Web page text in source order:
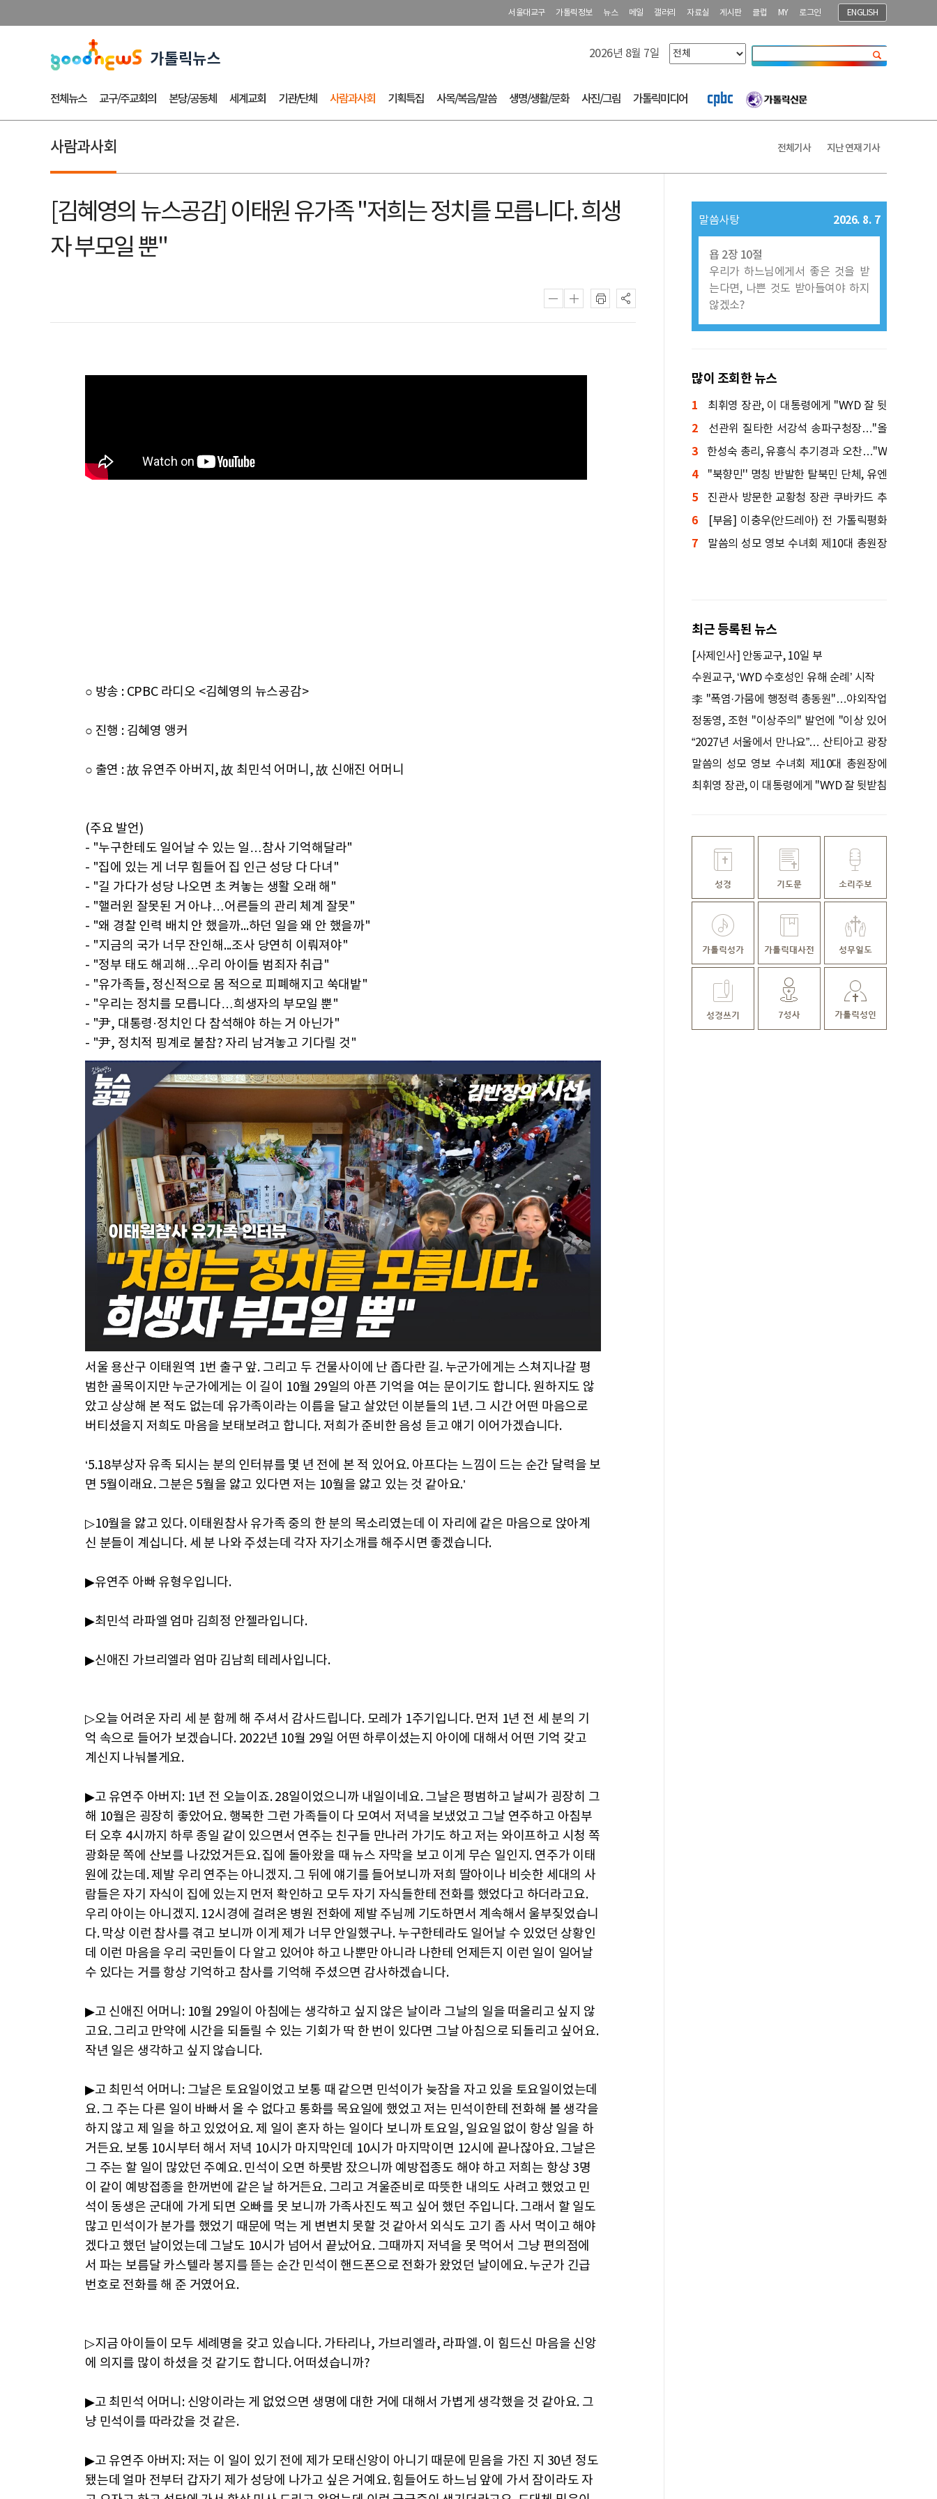
서울대교구 가톨릭정보 뉴스 메일 갤러리 자료실 게시판 클럽 MY 로그인 ENGLISH
2026년 8월 7일
전체뉴스 교구/주교회의 본당/공동체 세계교회 기관/단체 사람과사회 기획특집 사목/복음/말씀 생명/생활/문화 사진/그림 가톨릭미디어
사람과사회 전체기사 지난 연재 기사
[김혜영의 뉴스공감] 이태원 유가족 "저희는 정치를 모릅니다. 희생
자 부모일 뿐"
○ 방송 : CPBC 라디오 <김혜영의 뉴스공감>
○ 진행 : 김혜영 앵커
○ 출연 : 故 유연주 아버지, 故 최민석 어머니, 故 신애진 어머니
(주요 발언)
- "누구한테도 일어날 수 있는 일…참사 기억해달라"
- "집에 있는 게 너무 힘들어 집 인근 성당 다 다녀"
- "길 가다가 성당 나오면 초 켜놓는 생활 오래 해"
- "핼러윈 잘못된 거 아냐…어른들의 관리 체계 잘못"
- "왜 경찰 인력 배치 안 했을까...하던 일을 왜 안 했을까"
- "지금의 국가 너무 잔인해...조사 당연히 이뤄져야"
- "정부 태도 해괴해…우리 아이들 범죄자 취급"
- "유가족들, 정신적으로 몸 적으로 피폐해지고 쑥대밭"
- "우리는 정치를 모릅니다…희생자의 부모일 뿐"
- "尹, 대통령·정치인 다 참석해야 하는 거 아닌가"
- "尹, 정치적 핑계로 불참? 자리 남겨놓고 기다릴 것"
서울 용산구 이태원역 1번 출구 앞. 그리고 두 건물사이에 난 좁다란 길. 누군가에게는 스쳐지나갈 평
범한 골목이지만 누군가에게는 이 길이 10월 29일의 아픈 기억을 여는 문이기도 합니다. 원하지도 않
았고 상상해 본 적도 없는데 유가족이라는 이름을 달고 살았던 이분들의 1년. 그 시간 어떤 마음으로
버티셨을지 저희도 마음을 보태보려고 합니다. 저희가 준비한 음성 듣고 얘기 이어가겠습니다.
‘5.18부상자 유족 되시는 분의 인터뷰를 몇 년 전에 본 적 있어요. 아프다는 느낌이 드는 순간 달력을 보
면 5월이래요. 그분은 5월을 앓고 있다면 저는 10월을 앓고 있는 것 같아요.’
▷10월을 앓고 있다. 이태원참사 유가족 중의 한 분의 목소리였는데 이 자리에 같은 마음으로 앉아계
신 분들이 계십니다. 세 분 나와 주셨는데 각자 자기소개를 해주시면 좋겠습니다.
▶유연주 아빠 유형우입니다.
▶최민석 라파엘 엄마 김희정 안젤라입니다.
▶신애진 가브리엘라 엄마 김남희 테레사입니다.
▷오늘 어려운 자리 세 분 함께 해 주셔서 감사드립니다. 모레가 1주기입니다. 먼저 1년 전 세 분의 기
억 속으로 들어가 보겠습니다. 2022년 10월 29일 어떤 하루이셨는지 아이에 대해서 어떤 기억 갖고
계신지 나눠볼게요.
▶고 유연주 아버지: 1년 전 오늘이죠. 28일이었으니까 내일이네요. 그날은 평범하고 날씨가 굉장히 그
해 10월은 굉장히 좋았어요. 행복한 그런 가족들이 다 모여서 저녁을 보냈었고 그날 연주하고 아침부
터 오후 4시까지 하루 종일 같이 있으면서 연주는 친구들 만나러 가기도 하고 저는 와이프하고 시청 쪽
광화문 쪽에 산보를 나갔었거든요. 집에 돌아왔을 때 뉴스 자막을 보고 이게 무슨 일인지. 연주가 이태
원에 갔는데. 제발 우리 연주는 아니겠지. 그 뒤에 얘기를 들어보니까 저희 딸아이나 비슷한 세대의 사
람들은 자기 자식이 집에 있는지 먼저 확인하고 모두 자기 자식들한테 전화를 했었다고 하더라고요.
우리 아이는 아니겠지. 12시경에 걸려온 병원 전화에 제발 주님께 기도하면서 계속해서 울부짖었습니
다. 막상 이런 참사를 겪고 보니까 이게 제가 너무 안일했구나. 누구한테라도 일어날 수 있었던 상황인
데 이런 마음을 우리 국민들이 다 알고 있어야 하고 나뿐만 아니라 나한테 언제든지 이런 일이 일어날
수 있다는 거를 항상 기억하고 참사를 기억해 주셨으면 감사하겠습니다.
▶고 신애진 어머니: 10월 29일이 아침에는 생각하고 싶지 않은 날이라 그날의 일을 떠올리고 싶지 않
고요. 그리고 만약에 시간을 되돌릴 수 있는 기회가 딱 한 번이 있다면 그날 아침으로 되돌리고 싶어요.
작년 일은 생각하고 싶지 않습니다.
▶고 최민석 어머니: 그날은 토요일이었고 보통 때 같으면 민석이가 늦잠을 자고 있을 토요일이었는데
요. 그 주는 다른 일이 바빠서 올 수 없다고 통화를 목요일에 했었고 저는 민석이한테 전화해 볼 생각을
하지 않고 제 일을 하고 있었어요. 제 일이 혼자 하는 일이다 보니까 토요일, 일요일 없이 항상 일을 하
거든요. 보통 10시부터 해서 저녁 10시가 마지막인데 10시가 마지막이면 12시에 끝나잖아요. 그날은
그 주는 할 일이 많았던 주예요. 민석이 오면 하룻밤 잤으니까 예방접종도 해야 하고 저희는 항상 3명
이 같이 예방접종을 한꺼번에 같은 날 하거든요. 그리고 겨울준비로 따뜻한 내의도 사려고 했었고 민
석이 동생은 군대에 가게 되면 오빠를 못 보니까 가족사진도 찍고 싶어 했던 주입니다. 그래서 할 일도
많고 민석이가 분가를 했었기 때문에 먹는 게 변변치 못할 것 같아서 외식도 고기 좀 사서 먹이고 해야
겠다고 했던 날이었는데 그날도 10시가 넘어서 끝났어요. 그때까지 저녁을 못 먹어서 그냥 편의점에
서 파는 보름달 카스텔라 봉지를 뜯는 순간 민석이 핸드폰으로 전화가 왔었던 날이에요. 누군가 긴급
번호로 전화를 해 준 거였어요.
▷지금 아이들이 모두 세례명을 갖고 있습니다. 가타리나, 가브리엘라, 라파엘. 이 힘드신 마음을 신앙
에 의지를 많이 하셨을 것 같기도 합니다. 어떠셨습니까?
▶고 최민석 어머니: 신앙이라는 게 없었으면 생명에 대한 거에 대해서 가볍게 생각했을 것 같아요. 그
냥 민석이를 따라갔을 것 같은.
▶고 유연주 아버지: 저는 이 일이 있기 전에 제가 모태신앙이 아니기 때문에 믿음을 가진 지 30년 정도
됐는데 얼마 전부터 갑자기 제가 성당에 나가고 싶은 거예요. 힘들어도 하느님 앞에 가서 잠이라도 자
말씀사탕 2026. 8. 7
욥 2장 10절
우리가 하느님에게서 좋은 것을 받
는다면, 나쁜 것도 받아들여야 하지
않겠소?
많이 조회한 뉴스
1
최휘영 장관, 이 대통령에게 "WYD 잘 뒷
받침하겠다"
2
선관위 질타한 서강석 송파구청장…"올
림픽공원 해결해야"
3
한성숙 총리, 유흥식 추기경과 오찬…"W
YD 최선 다해 지원"
4
''북향민'' 명칭 반발한 탈북민 단체, 유엔
인권위 진정
5
진관사 방문한 교황청 장관 쿠바카드 추
기경 "공통된 믿음 있어"
6
[부음] 이충우(안드레아) 전 가톨릭평화
신문 편집국장 선종
7
말씀의 성모 영보 수녀회 제10대 총원장
최근 등록된 뉴스
[사제인사] 안동교구, 10일 부
수원교구, ‘WYD 수호성인 유해 순례’ 시작
李 "폭염·가뭄에 행정력 총동원"…야외작업
중지·휴식 철저 점검
정동영, 조현 ''이상주의'' 발언에 "이상 있어
야 현실 바꿔"
“2027년 서울에서 만나요”… 산티아고 광장
달군 한국 청년들
말씀의 성모 영보 수녀회 제10대 총원장에
박미숙 수녀
최휘영 장관, 이 대통령에게 "WYD 잘 뒷받침